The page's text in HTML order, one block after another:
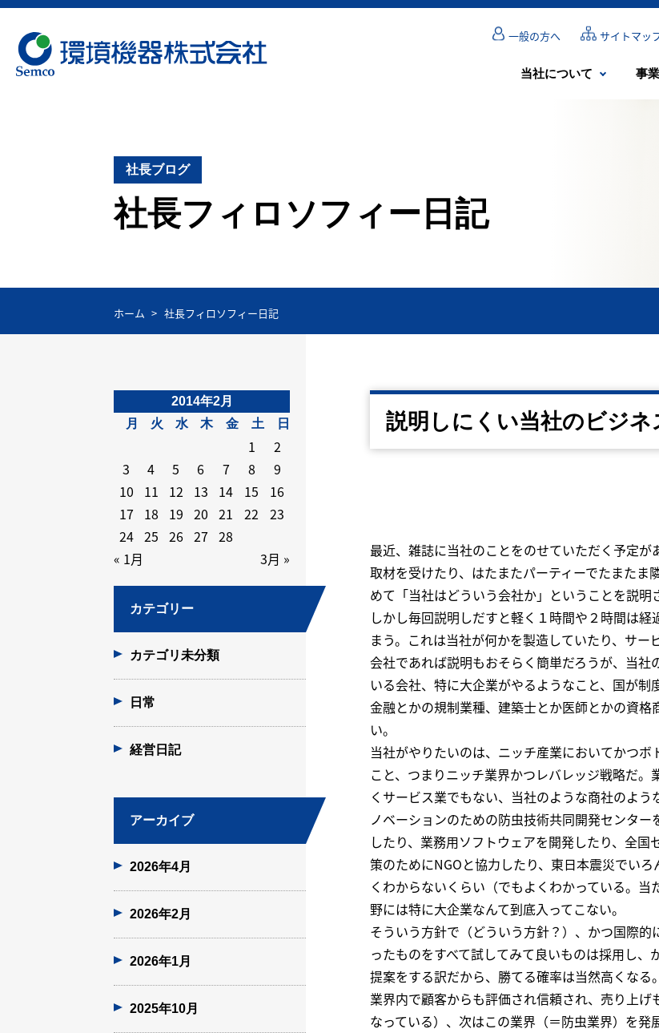
一般の方へ サイトマッ
当社について 事
社長ブログ
社長フィロソフィー日記
ホーム 社長フィロソフィー日記
説明しにくい当社のビジネ
最近、雑誌に当社のことをのせていただく予定
取材を受けたり、はたまたパーティーでたまた
めて「当社はどういう会社か」ということを説明
しかし毎回説明しだすと軽く１時間や２時間は
まう。これは当社が何かを製造していたり、サ
会社であれば説明もおそらく簡単だろうが、当
いる会社、特に大企業がやるようなこと、国が
金融とかの規制業種、建築士とか医師とかの資
い。
当社がやりたいのは、ニッチ産業においてかつ
こと、つまりニッチ業界かつレバレッジ戦略だ
くサービス業でもない、当社のような商社のよ
ノベーションのための防虫技術共同開発センタ
したり、業務用ソフトウェアを開発したり、全
策のためにNGOと協力したり、東日本震災でい
くわからないくらい（でもよくわかっている。
野には特に大企業なんて到底入ってこない。
そういう方針で（どういう方針？）、かつ国際
ったものをすべて試してみて良いものは採用し
提案をする訳だから、勝てる確率は当然高くなる。
業界内で顧客からも評価され信頼され、売り上
なっている）、次はこの業界（＝防虫業界）を
2014年2月
月
火 水 木 金 土 日
« 1月 3月 »
1
2
3
4 5 6 7 8
9
10
11 12 13 14 15
16
17
18 19 20 21 22
23
24 25 26 27 28
カテゴリー
カテゴリ未分類
日常
経営日記
アーカイブ
2026年4月
2026年2月
2026年1月
2025年10月